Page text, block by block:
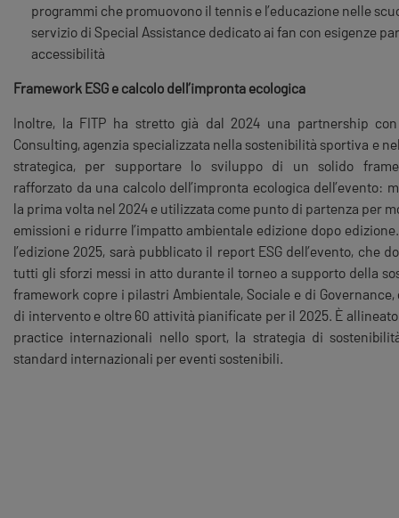
programmi che promuovono il tennis e l’educazione nelle
servizio di Special Assistance dedicato ai fan con esigenze
accessibilità
Framework ESG e calcolo dell’impronta ecologica
Inoltre, la FITP ha stretto già dal 2024 una partnership
Consulting, agenzia specializzata nella sostenibilità sportiva e
strategica, per supportare lo sviluppo di un solido
rafforzato da una calcolo dell’impronta ecologica dell’evento:
la prima volta nel 2024 e utilizzata come punto di partenza per
emissioni e ridurre l’impatto ambientale edizione dopo
l’edizione 2025, sarà pubblicato il report ESG dell’evento, che
tutti gli sforzi messi in atto durante il torneo a supporto della
framework copre i pilastri Ambientale, Sociale e di Governance,
di intervento e oltre 60 attività pianificate per il 2025. È
practice internazionali nello sport, la strategia di
standard internazionali per eventi sostenibili.